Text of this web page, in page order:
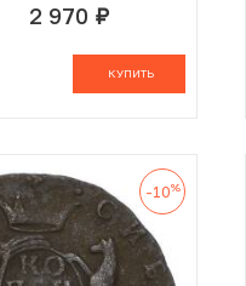
2 970 руб.
КУПИТЬ
-10%